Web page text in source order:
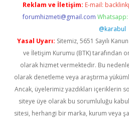
Reklam ve İletişim: E-mail:
forumhizmeti@gmail.com
@karabul
Yasal Uyarı: Sitemiz, 5651 Sayılı
ve İletişim Kurumu (BTK) tarafından
olarak hizmet vermektedir. Bu
olarak denetleme veya araştırma
Ancak, üyelerimiz yazdıkları içeriklerin
siteye üye olarak bu sorumluluğu
sitesi, herhangi bir marka, kurum veya